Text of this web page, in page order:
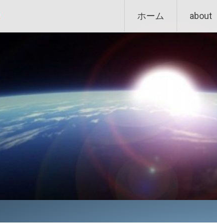
to
ホーム about